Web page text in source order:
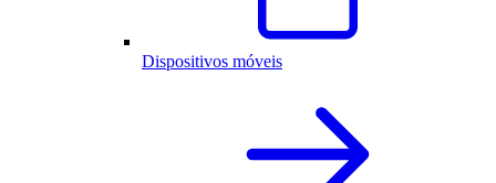
Dispositivos móveis